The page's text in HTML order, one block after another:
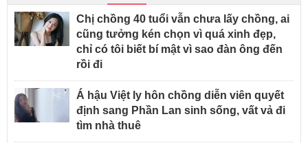
Chị chồng 40 tuổi vẫn chưa lấy chồng, ai
cũng tưởng kén chọn vì quá xinh đẹp,
chỉ có tôi biết bí mật vì sao đàn ông đến
rồi đi
Á hậu Việt ly hôn chồng diễn viên quyết
định sang Phần Lan sinh sống, vất vả đi
tìm nhà thuê